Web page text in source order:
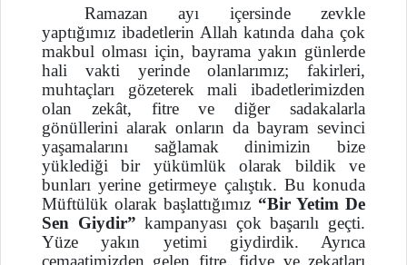
Ramazan ayı içersinde zevkle
yaptığımız ibadetlerin Allah katında daha çok
makbul olması için, bayrama yakın günlerde
hali vakti yerinde olanlarımız; fakirleri,
muhtaçları gözeterek mali ibadetlerimizden
olan zekât, fitre ve diğer sadakalarla
gönüllerini alarak onların da bayram sevinci
yaşamalarını sağlamak dinimizin bize
yüklediği bir yükümlük olarak bildik ve
bunları yerine getirmeye çalıştık. Bu konuda
Müftülük olarak başlattığımız “Bir Yetim De
Sen Giydir” kampanyası çok başarılı geçti.
Yüze yakın yetimi giydirdik. Ayrıca
cemaatimizden gelen fitre, fidye ve zekatları